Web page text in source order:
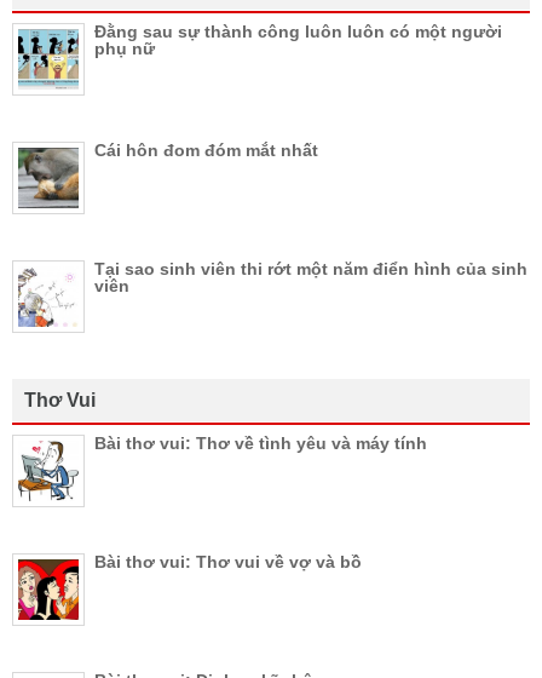
Đằng sau sự thành công luôn luôn có một người
phụ nữ
Cái hôn đom đóm mắt nhất
Tại sao sinh viên thi rớt một năm điển hình của sinh
viên
Thơ Vui
Bài thơ vui: Thơ về tình yêu và máy tính
Bài thơ vui: Thơ vui về vợ và bồ